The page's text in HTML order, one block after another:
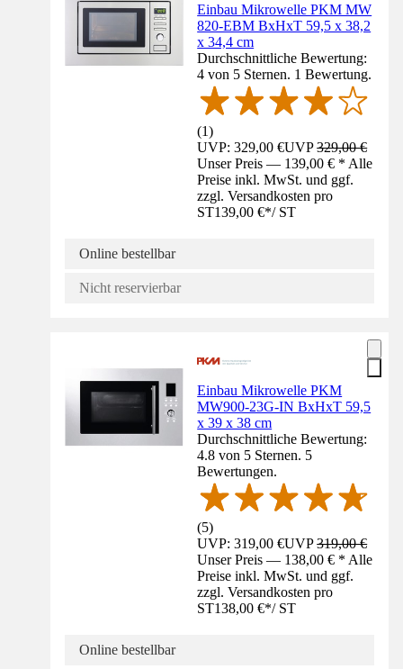
Einbau Mikrowelle PKM MW
820-EBM BxHxT 59,5 x 38,2
x 34,4 cm
Durchschnittliche Bewertung:
4 von 5 Sternen. 1 Bewertung.
(1)
UVP: 329,00 €UVP329,00 €
Unser Preis — 139,00 € * Alle
Preise inkl. MwSt. und ggf.
zzgl. Versandkosten pro
ST139,00 €*/ ST
Online bestellbar
Nicht reservierbar
Einbau Mikrowelle PKM
MW900-23G-IN BxHxT 59,5
x 39 x 38 cm
Durchschnittliche Bewertung:
4.8 von 5 Sternen. 5
Bewertungen.
(5)
UVP: 319,00 €UVP319,00 €
Unser Preis — 138,00 € * Alle
Preise inkl. MwSt. und ggf.
zzgl. Versandkosten pro
ST138,00 €*/ ST
Online bestellbar